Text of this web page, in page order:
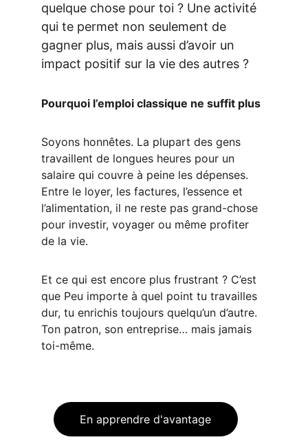
quelque chose pour toi ? Une activité
qui te permet non seulement de
gagner plus, mais aussi d’avoir un
impact positif sur la vie des autres ?
Pourquoi l’emploi classique ne suffit plus
Soyons honnêtes. La plupart des gens
travaillent de longues heures pour un
salaire qui couvre à peine les dépenses.
Entre le loyer, les factures, l’essence et
l’alimentation, il ne reste pas grand-chose
pour investir, voyager ou même profiter
de la vie.
Et ce qui est encore plus frustrant ? C’est
que Peu importe à quel point tu travailles
dur, tu enrichis toujours quelqu’un d’autre.
Ton patron, son entreprise… mais jamais
toi-même.
En apprendre d'avantage